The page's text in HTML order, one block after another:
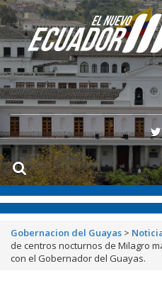
Gobernacion del Guayas >
de centros nocturnos de Milagro
con el Gobernador del Guayas.